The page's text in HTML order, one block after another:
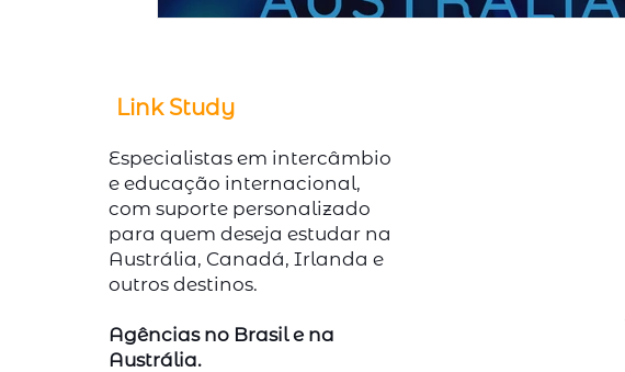
Link Study
Especialistas em intercâmbio
e educação internacional,
com suporte personalizado
para quem deseja estudar na
Austrália, Canadá, Irlanda e
outros destinos.
Agências no Brasil e na
Austrália.